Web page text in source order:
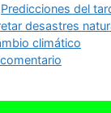
Predicciones del
desastres
climático